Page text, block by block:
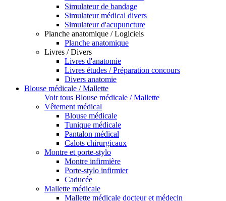
Simulateur de bandage
Simulateur médical divers
Simulateur d'acupuncture
Planche anatomique / Logiciels
Planche anatomique
Livres / Divers
Livres d'anatomie
Livres études / Préparation concours
Divers anatomie
Blouse médicale / Mallette
Voir tous Blouse médicale / Mallette
Vêtement médical
Blouse médicale
Tunique médicale
Pantalon médical
Calots chirurgicaux
Montre et porte-stylo
Montre infirmière
Porte-stylo infirmier
Caducée
Mallette médicale
Mallette médicale docteur et médecin